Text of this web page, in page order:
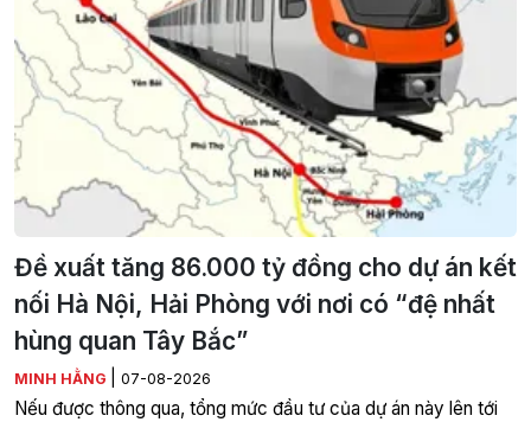
Đề xuất tăng 86.000 tỷ đồng cho dự án kết
nối Hà Nội, Hải Phòng với nơi có “đệ nhất
hùng quan Tây Bắc”
MINH HẰNG 07-08-2026
Nếu được thông qua, tổng mức đầu tư của dự án này lên tới